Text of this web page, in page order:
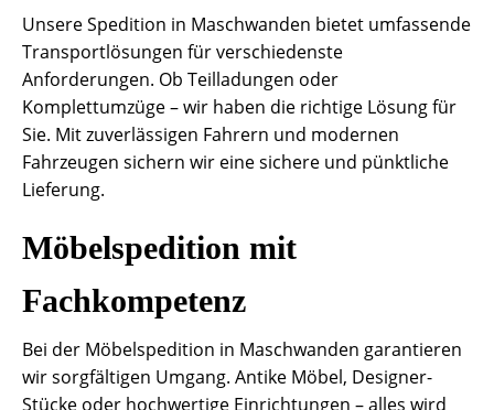
Unsere Spedition in Maschwanden bietet umfassende
Transportlösungen für verschiedenste
Anforderungen. Ob Teilladungen oder
Komplettumzüge – wir haben die richtige Lösung für
Sie. Mit zuverlässigen Fahrern und modernen
Fahrzeugen sichern wir eine sichere und pünktliche
Lieferung.
Möbelspedition mit
Fachkompetenz
Bei der Möbelspedition in Maschwanden garantieren
wir sorgfältigen Umgang. Antike Möbel, Designer-
Stücke oder hochwertige Einrichtungen – alles wird